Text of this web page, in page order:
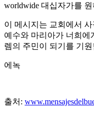
worldwide 대십자가를
이 메시지는 교회에서
예수와 마리아가 너희에
렘의 주민이 되기를 기
에녹
출처: